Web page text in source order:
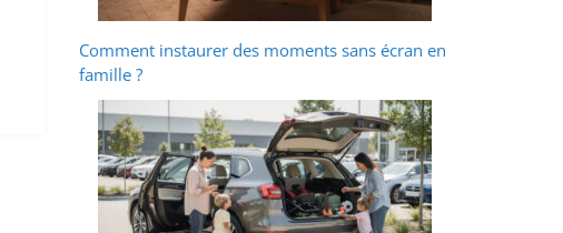
Comment instaurer des moments sans écran en
famille ?